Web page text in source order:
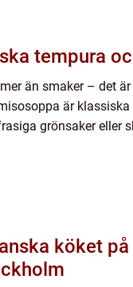
tempura
än smaker – det
är
grönsaker eller
köket